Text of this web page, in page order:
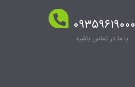
۰۹۳۵۹۶۱۹۰۰۰
با ما در تماس باشید